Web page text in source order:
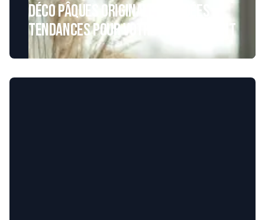
Déco Pâques originale : 11 idées
tendances pour votre appartement